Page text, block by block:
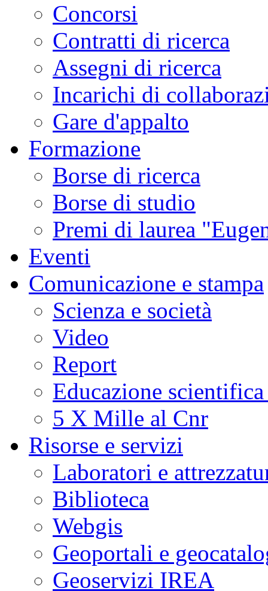
Concorsi
Contratti di ricerca
Assegni di ricerca
Incarichi di
Gare d'appalto
Formazione
Borse di ricerca
Borse di studio
Premi di laurea
Eventi
Comunicazione e stampa
Scienza e società
Video
Report
Educazione
5 X Mille al Cnr
Risorse e servizi
Laboratori e
Biblioteca
Webgis
Geoportali e
Geoservizi IREA